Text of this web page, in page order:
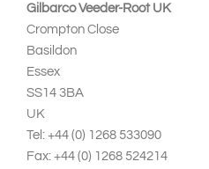
Gilbarco Veeder-Root UK
Crompton Close
Basildon
Essex
SS14 3BA
UK
Tel: +44 (0) 1268 533090
Fax: +44 (0) 1268 524214